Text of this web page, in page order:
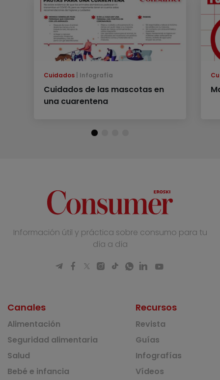
Cuidados Infografía
Cuidados de las mascotas en
una cuarentena
Información útil y práctica sobre consumo para tu
día a día
Canales
Alimentación
Seguridad alimentaria
Salud
Bebé e infancia
Recursos
Revista
Guías
Infografías
Vídeos